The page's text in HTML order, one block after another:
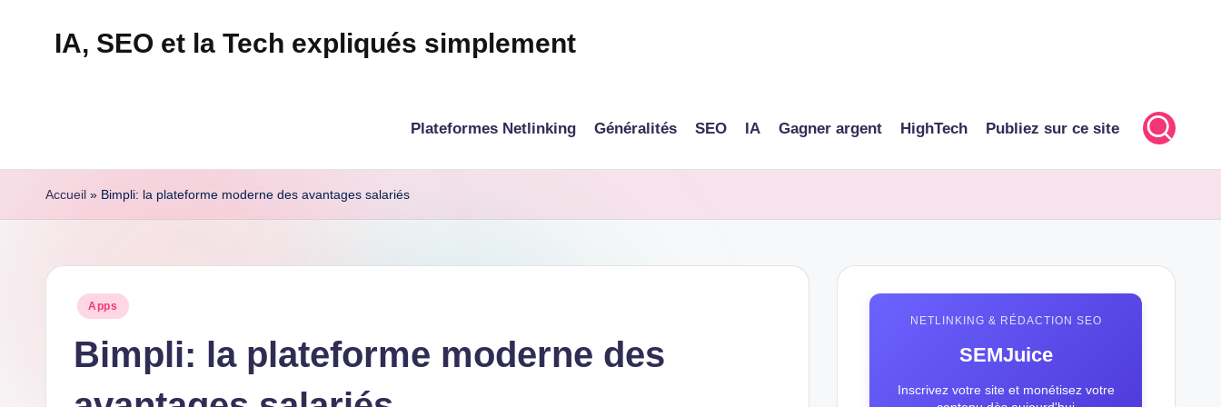
IA, SEO et la Tech expliqués simplement
tech.
Découvrez
des
tests
experts,
Plateformes Netlinking Généralités SEO IA Gagner argent HighTech Publiez sur ce site
Accueil » Bimpli: la plateforme moderne des avantages salariés
Posted
Apps
Bimpli: la plateforme moderne des
NETLINKING & RÉDACTION SEO
SEMJuice
Inscrivez votre site et monétisez votre